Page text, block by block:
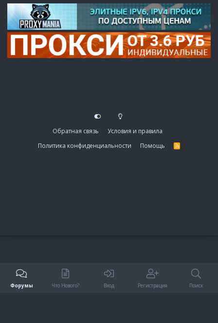
Обратная связь
Условия и правила
Политика конфиденциальности
Помощь
R
Форумы Что Нового? Вход Регистрация Поиск